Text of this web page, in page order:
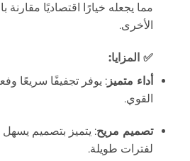
مما يجعله خيارًا اقتصاديًا مقارنة
الأخرى.
✅ المزايا:
أداء متميز : يوفر تجفيفًا سريعًا
القوي.
تصميم مريح: يتميز بتصميم
لفترات طويلة.